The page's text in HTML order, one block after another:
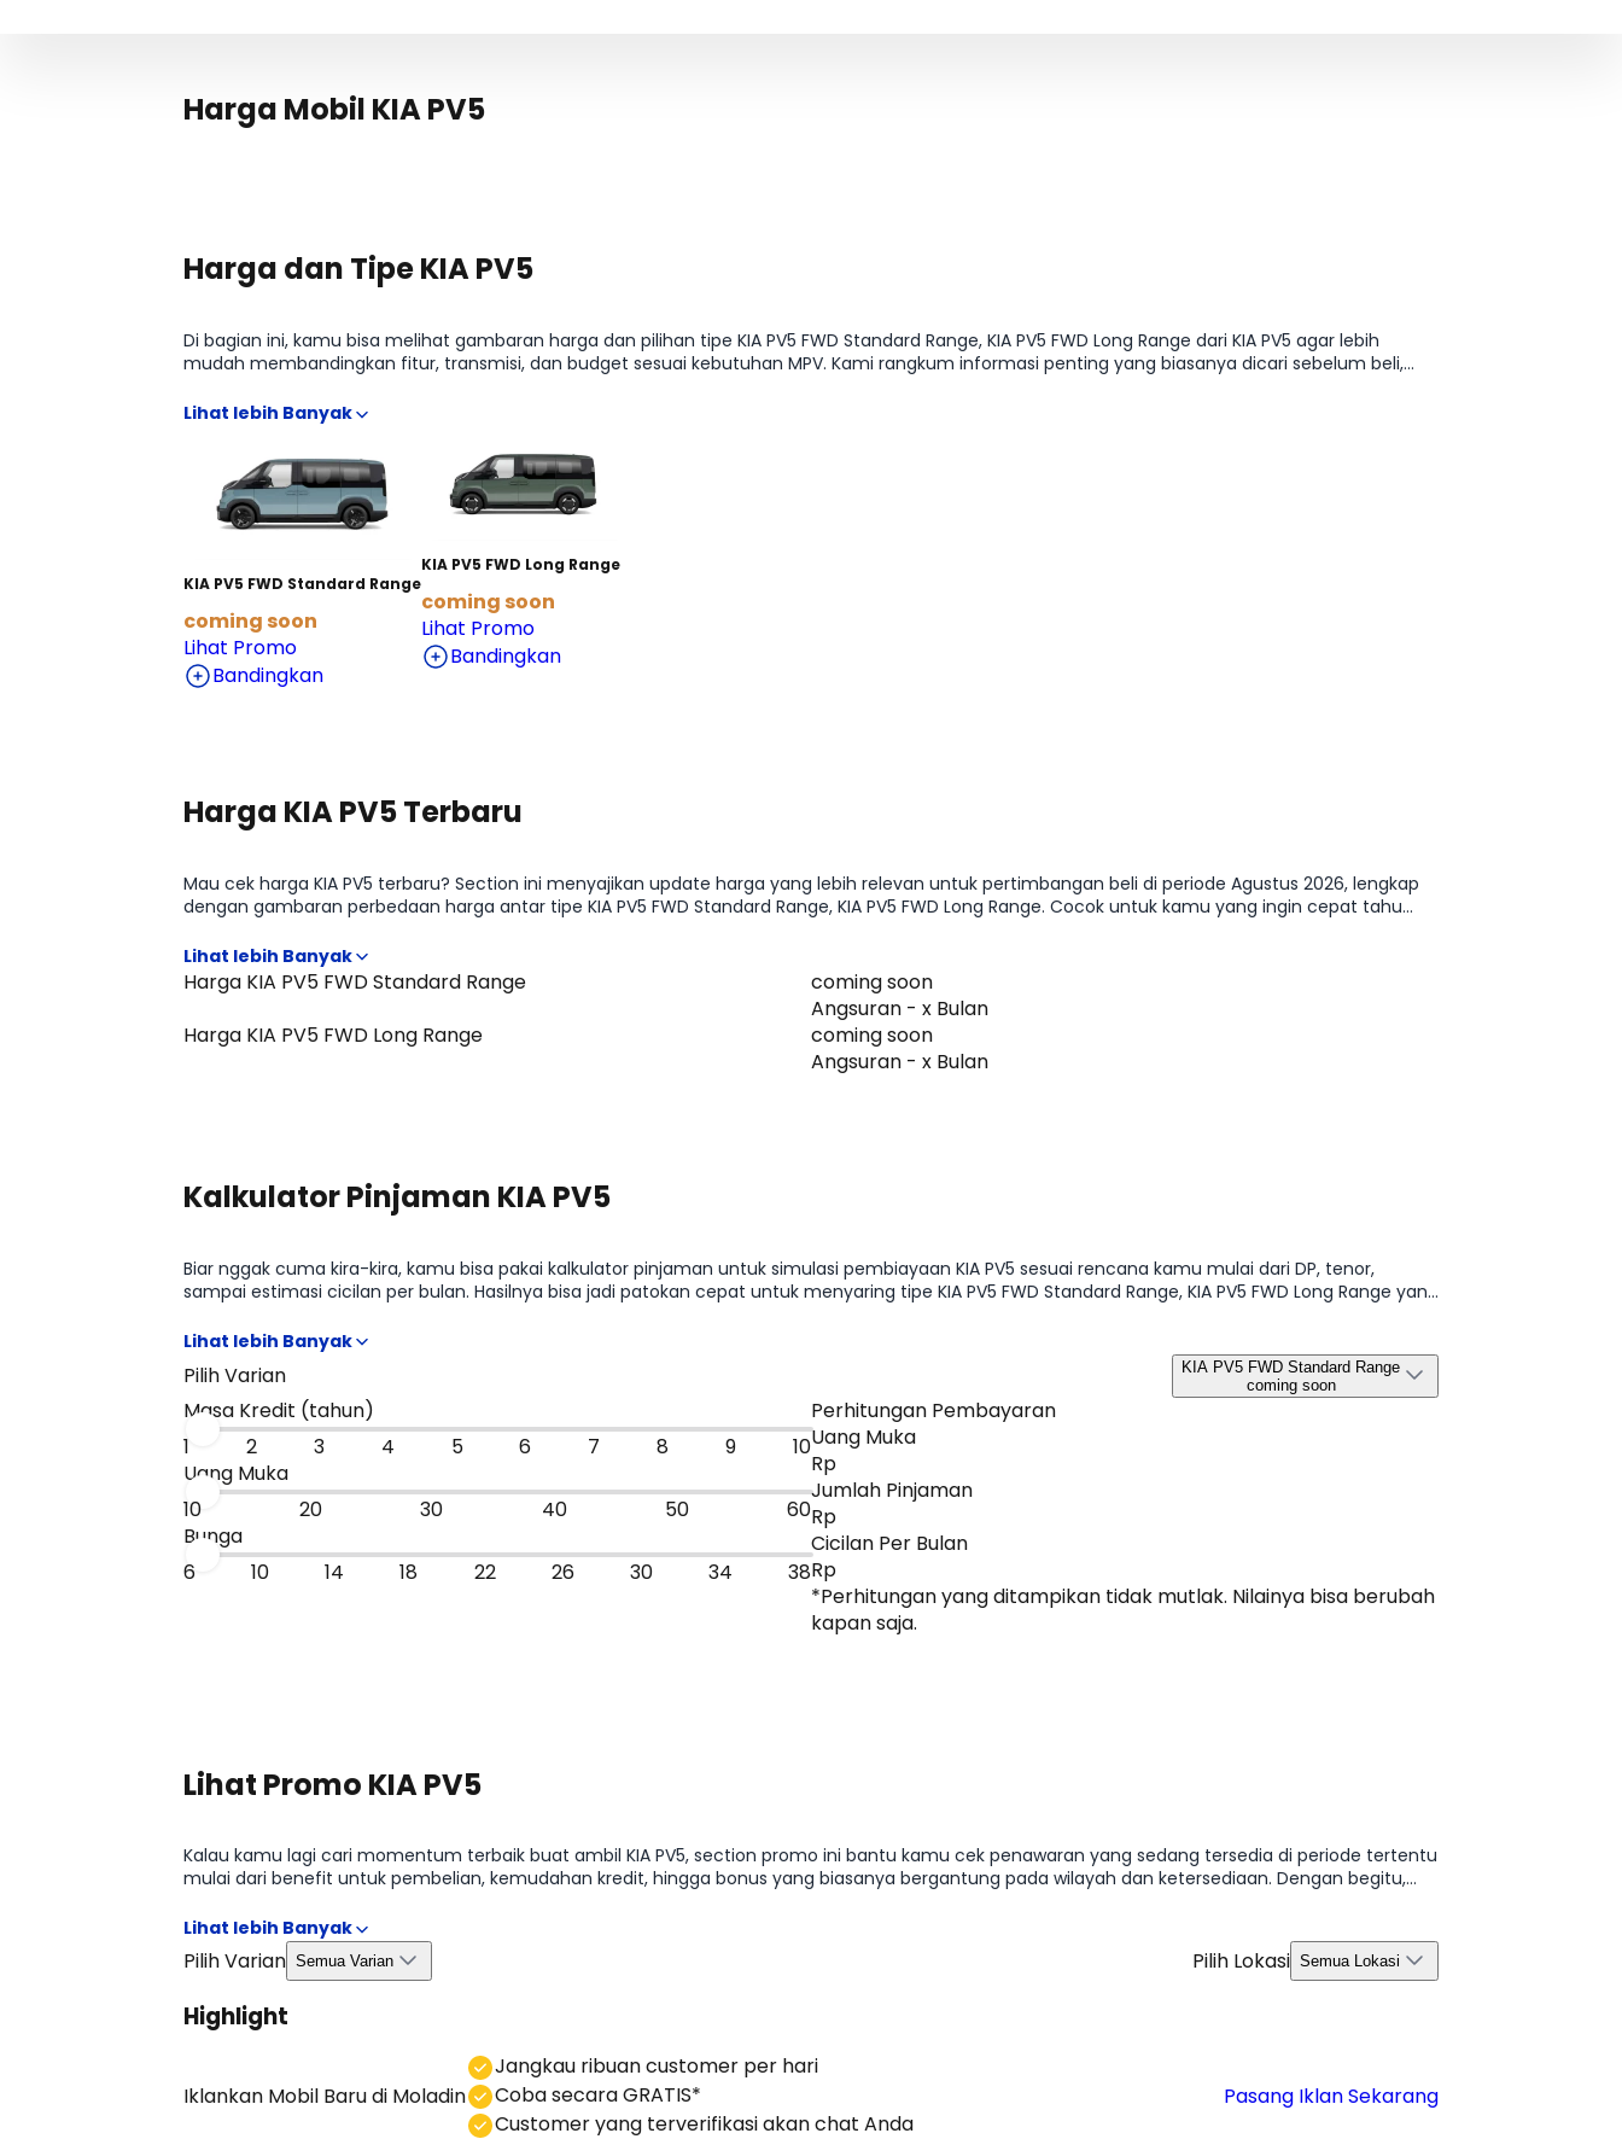
Harga Mobil KIA PV5
Harga dan Tipe KIA PV5
Di bagian ini, kamu bisa melihat gambaran harga dan pilihan tipe KIA PV5 FWD Standard Range, KIA PV5 FWD Long Range dari KIA PV5 agar lebih
mudah membandingkan fitur, transmisi, dan budget sesuai kebutuhan MPV. Kami rangkum informasi penting yang biasanya dicari sebelum beli,
buka banyak sumber.
KIA PV5 FWD Standard Range
coming soon
Lihat Promo
Bandingkan
KIA PV5 FWD Long Range
coming soon
Lihat Promo
Bandingkan
Harga KIA PV5 Terbaru
Mau cek harga KIA PV5 terbaru? Section ini menyajikan update harga yang lebih relevan untuk pertimbangan beli di periode Agustus 2026, lengkap
dengan gambaran perbedaan harga antar tipe KIA PV5 FWD Standard Range, KIA PV5 FWD Long Range. Cocok untuk kamu yang ingin cepat tahu
Harga KIA PV5 FWD Standard Range
coming soon
Angsuran - x Bulan
Harga KIA PV5 FWD Long Range
coming soon
Angsuran - x Bulan
Kalkulator Pinjaman KIA PV5
Biar nggak cuma kira-kira, kamu bisa pakai kalkulator pinjaman untuk simulasi pembiayaan KIA PV5 sesuai rencana kamu mulai dari DP, tenor,
sampai estimasi cicilan per bulan. Hasilnya bisa jadi patokan cepat untuk menyaring tipe KIA PV5 FWD Standard Range, KIA PV5 FWD Long Range yang
Pilih Varian
KIA PV5 FWD Standard Range
coming soon
Masa Kredit (tahun)
1
2 3 4 5 6 7 8 9
10
Uang Muka
10
20 30 40 50
60
Bunga
6
10 14 18 22 26 30 34 38
Perhitungan Pembayaran
Uang Muka
Rp
Jumlah Pinjaman
Rp
Cicilan Per Bulan
Rp
*Perhitungan yang ditampikan tidak mutlak. Nilainya bisa berubah
kapan saja.
Lihat Promo KIA PV5
Kalau kamu lagi cari momentum terbaik buat ambil KIA PV5, section promo ini bantu kamu cek penawaran yang sedang tersedia di periode tertentu
mulai dari benefit untuk pembelian, kemudahan kredit, hingga bonus yang biasanya bergantung pada wilayah dan ketersediaan. Dengan begitu,
Pilih Varian Semua Varian Pilih Lokasi Semua Lokasi
Highlight
Iklankan Mobil Barudi Moladin
⁠Jangkau ribuan customer per hari
Coba secara GRATIS*
⁠⁠Customer yang terverifikasi akan chat Anda
Pasang Iklan Sekarang